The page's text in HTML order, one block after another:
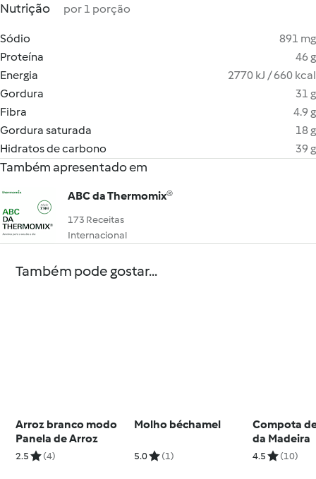
Nutrição por 1 porção
Sódio
891 mg
Proteína
46 g
Energia
2770 kJ / 660 kcal
Gordura
31 g
Fibra
4.9 g
Gordura saturada
18 g
Hidratos de carbono
39 g
Também apresentado em
ABC da Thermomix®
173 Receitas
Internacional
Também pode gostar...
Arroz branco modo
Panela de Arroz
2.5 (4)
Molho béchamel
5.0 (1)
Compota
da Madeira
4.5 (10)